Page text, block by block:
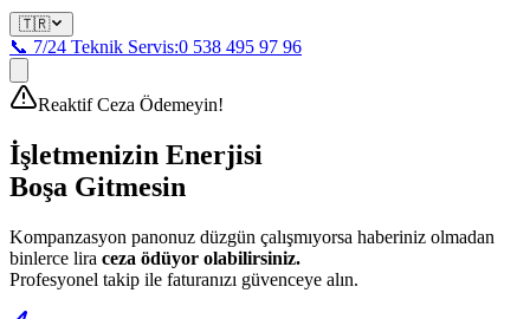
🇹🇷
📞 7/24 Teknik Servis:0 538 495 97 96
Reaktif Ceza Ödemeyin!
İşletmenizin Enerjisi
Boşa Gitmesin
Kompanzasyon panonuz düzgün çalışmıyorsa haberiniz olmadan
binlerce lira ceza ödüyor olabilirsiniz.
Profesyonel takip ile faturanızı güvenceye alın.